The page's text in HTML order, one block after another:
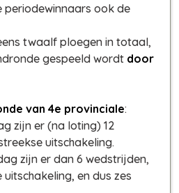
periodewinnaars ook de
twaalf ploegen in totaal,
gespeeld wordt door
van 4e provinciale:
zijn er (na loting) 12
uitschakeling.
zijn er dan 6 wedstrijden,
en dus zes